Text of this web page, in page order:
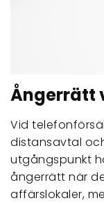
Ångerrätt
Vid
distansavtal
utgångspunkt
ångerrätt när
affärslokaler,